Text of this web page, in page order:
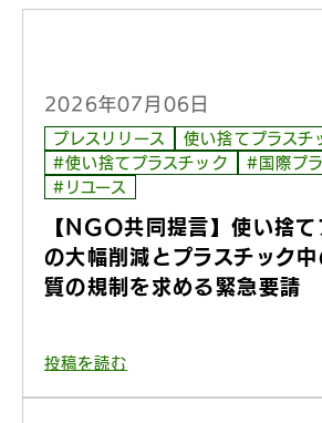
2026年07月06日
プレスリリース
使い捨てプラスチ
#使い捨てプラスチック
#国際プ
#リユース
【NGO共同提言】使い捨て
の大幅削減とプラスチック
質の規制を求める緊急要請
投稿を読む